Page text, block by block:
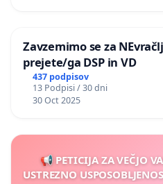
Zavzemimo se za
prejete/ga DSP in VD
437 podpisov
13 Podpisi / 30 dni
30 Oct 2025
📢 PETICIJA ZA VEČJO
USTREZNO